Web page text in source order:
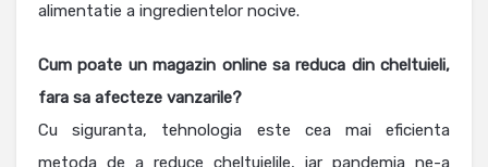
alimentatie a ingredientelor nocive.
Cum poate un magazin online sa reduca din cheltuieli,
fara sa afecteze vanzarile?
Cu siguranta, tehnologia este cea mai eficienta